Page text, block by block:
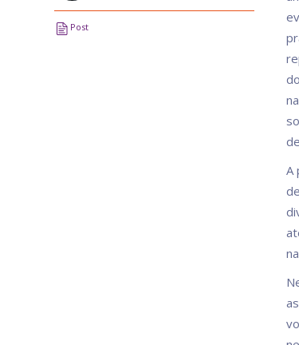
Post
A